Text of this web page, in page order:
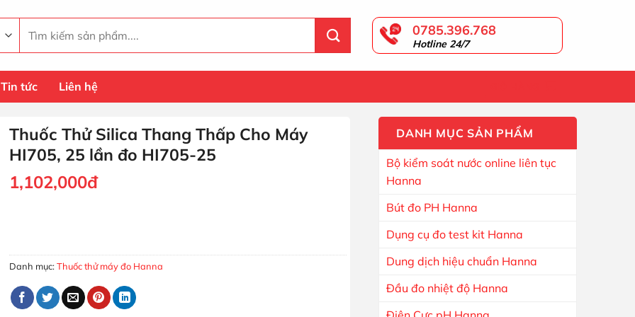
kiếm:
0785.396.768
Hotline 24/7
Tin tức Liên hệ
DANH MỤC SẢN PHẨM
Bộ kiểm soát nước online liên tục
Hanna
Bút đo PH Hanna
Dụng cụ đo test kit Hanna
Dung dịch hiệu chuẩn Hanna
Đầu đo nhiệt độ Hanna
Thuốc Thử Silica Thang Thấp Cho Máy
HI705, 25 lần đo HI705-25
1,102,000đ
Danh mục:Thuốc thử máy đo Hanna